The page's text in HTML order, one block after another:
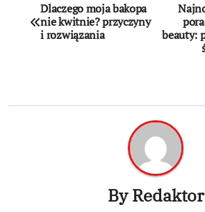
Dlaczego moja bakopa
nie kwitnie? przyczyny
i rozwiązania
beauty:
ByRedaktor